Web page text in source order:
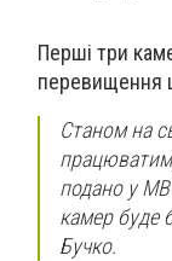
Перші три
перевищення
Станом на
подано у
камер буде
Бучко.